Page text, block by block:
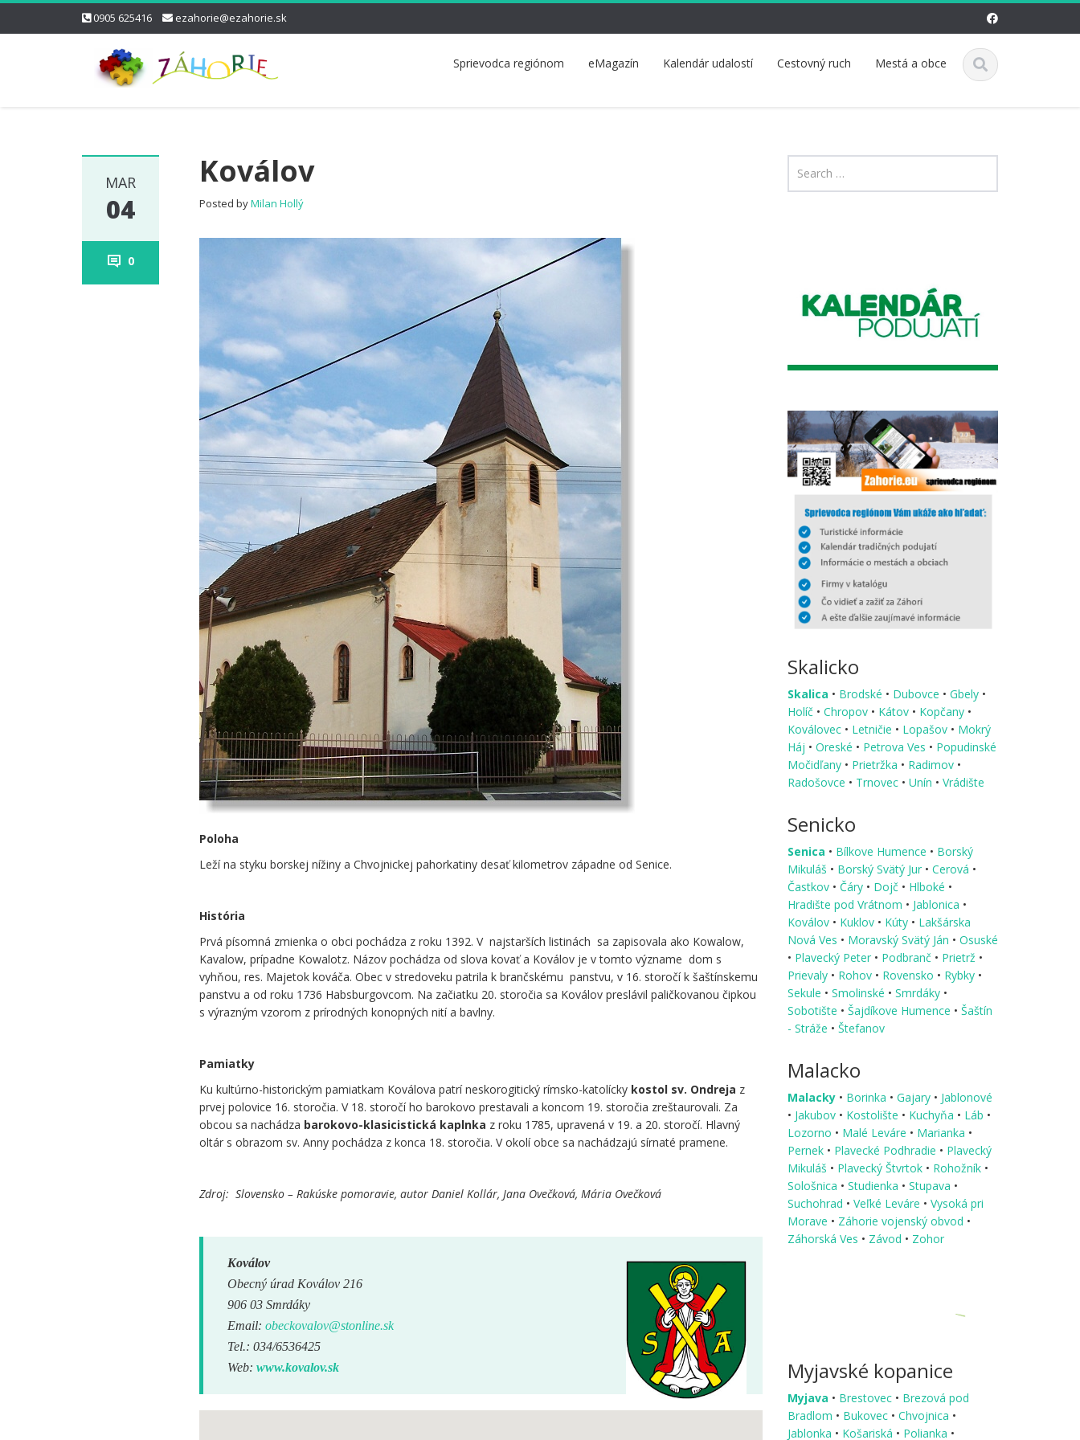
0905 625416 ezahorie@ezahorie.sk
Sprievodca regiónom eMagazín Kalendár udalostí Cestovný ruch Mestá a obce
MAR
04
0
Koválov
Posted byMilan Hollý
Poloha
Leží na styku borskej nížiny a Chvojnickej pahorkatiny desať kilometrov západne od Senice.
História
Prvá písomná zmienka o obci pochádza z roku 1392. V najstarších listinách sa zapisovala ako Kowalow,
Kavalow, prípadne Kowalotz. Názov pochádza od slova kovať a Koválov je v tomto význame dom s
vyhňou, res. Majetok kováča. Obec v stredoveku patrila k brančskému panstvu, v 16. storočí k šaštínskemu
panstvu a od roku 1736 Habsburgovcom. Na začiatku 20. storočia sa Koválov preslávil paličkovanou čipkou
s výrazným vzorom z prírodných konopných nití a bavlny.
Pamiatky
Ku kultúrno-historickým pamiatkam Koválova patrí neskorogitický rímsko-katolícky kostol sv. Ondreja z
prvej polovice 16. storočia. V 18. storočí ho barokovo prestavali a koncom 19. storočia zreštaurovali. Za
obcou sa nachádza barokovo-klasicistická kaplnka z roku 1785, upravená v 19. a 20. storočí. Hlavný
oltár s obrazom sv. Anny pochádza z konca 18. storočia. V okolí obce sa nachádzajú sírnaté pramene.
Zdroj: Slovensko – Rakúske pomoravie, autor Daniel Kollár, Jana Ovečková, Mária Ovečková
Koválov
Obecný úrad Koválov 216
906 03 Smrdáky
Email:obeckovalov@stonline.sk
Tel.: 034/6536425
Web:www.kovalov.sk
Skalicko
Skalica • Brodské • Dubovce • Gbely •
Holíč • Chropov • Kátov • Kopčany •
Koválovec • Letničie • Lopašov • Mokrý
Háj • Oreské • Petrova Ves • Popudinské
Močidľany • Prietržka • Radimov •
Radošovce • Trnovec • Unín • Vrádište
Senicko
Senica • Bílkove Humence • Borský
Mikuláš • Borský Svätý Jur • Cerová •
Častkov • Čáry • Dojč • Hlboké •
Hradište pod Vrátnom • Jablonica •
Koválov • Kuklov • Kúty • Lakšárska
Nová Ves • Moravský Svätý Ján • Osuské
• Plavecký Peter • Podbranč • Prietrž •
Prievaly • Rohov • Rovensko • Rybky •
Sekule • Smolinské • Smrdáky •
Sobotište • Šajdíkove Humence • Šaštín
- Stráže • Štefanov
Malacko
Malacky • Borinka • Gajary • Jablonové
• Jakubov • Kostolište • Kuchyňa • Láb •
Lozorno • Malé Leváre • Marianka •
Pernek • Plavecké Podhradie • Plavecký
Mikuláš • Plavecký Štvrtok • Rohožník •
Sološnica • Studienka • Stupava •
Suchohrad • Veľké Leváre • Vysoká pri
Morave • Záhorie vojenský obvod •
Záhorská Ves • Závod • Zohor
Myjavské kopanice
Myjava • Brestovec • Brezová pod
Bradlom • Bukovec • Chvojnica •
Jablonka • Košariská • Polianka •